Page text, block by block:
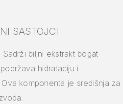
SASTOJCI
Sadrži biljni ekstrakt bogat
hidrataciju i
komponenta je središnja za